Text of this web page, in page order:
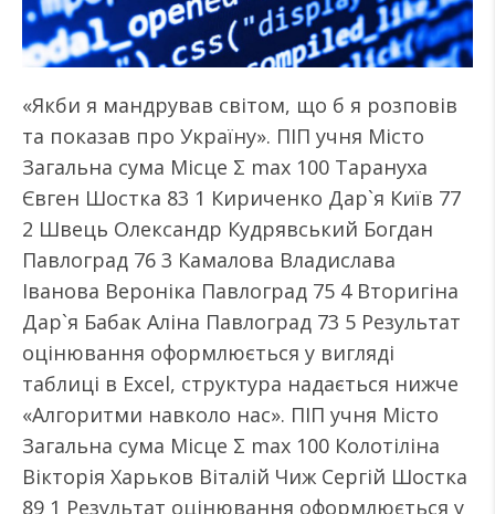
«Якби я мандрував світом, що б я розповів
та показав про Україну». ПІП учня Місто
Загальна сума Місце Σ max 100 Тарануха
Євген Шостка 83 1 Кириченко Дар`я Київ 77
2 Швець Олександр Кудрявський Богдан
Павлоград 76 3 Камалова Владислава
Іванова Вероніка Павлоград 75 4 Вторигіна
Дар`я Бабак Аліна Павлоград 73 5 Результат
оцінювання оформлюється у вигляді
таблиці в Excel, структура надається нижче
«Алгоритми навколо нас». ПІП учня Місто
Загальна сума Місце Σ max 100 Колотіліна
Вікторія Харьков Віталій Чиж Сергій Шостка
89 1 Результат оцінювання оформлюється у